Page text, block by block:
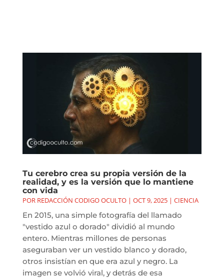
Tu cerebro crea su propia versión de la
realidad, y es la versión que lo mantiene
con vida
POR REDACCIÓN CODIGO OCULTO| OCT 9, 2025| CIENCIA
En 2015, una simple fotografía del llamado
"vestido azul o dorado" dividió al mundo
entero. Mientras millones de personas
aseguraban ver un vestido blanco y dorado,
otros insistían en que era azul y negro. La
imagen se volvió viral, y detrás de esa